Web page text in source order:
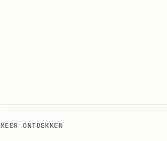
MEER ONTDEKKEN